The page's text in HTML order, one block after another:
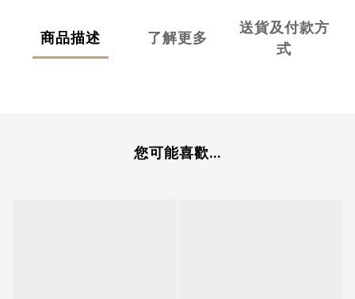
商品描述 了解更多
送貨及付款方
式
您可能喜歡...